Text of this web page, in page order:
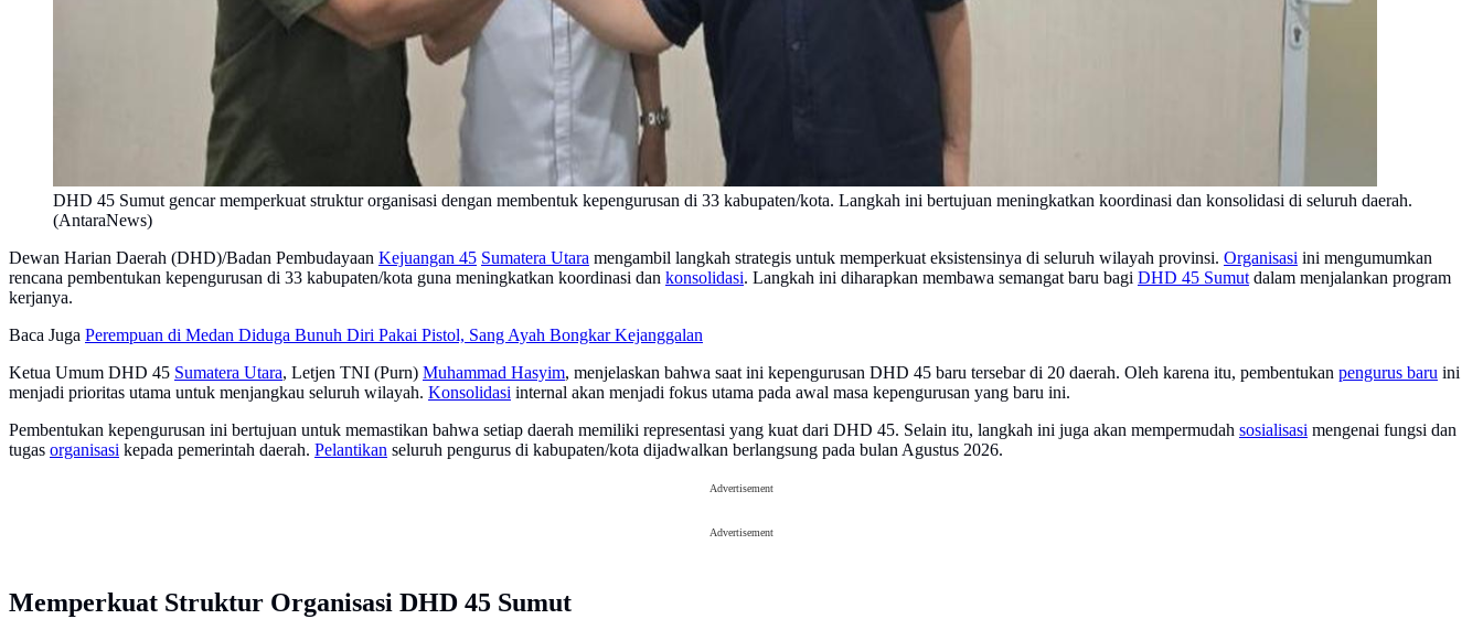
DHD 45 Sumut gencar memperkuat struktur organisasi dengan membentuk kepengurusan di 33 kabupaten/kota. Langkah ini bertujuan meningkatkan koordinasi dan konsolidasi di seluruh daerah.
(AntaraNews)
Dewan Harian Daerah (DHD)/Badan Pembudayaan Kejuangan 45 Sumatera Utara mengambil langkah strategis untuk memperkuat eksistensinya di seluruh wilayah provinsi. Organisasi ini mengumumkan
rencana pembentukan kepengurusan di 33 kabupaten/kota guna meningkatkan koordinasi dan konsolidasi. Langkah ini diharapkan membawa semangat baru bagi DHD 45 Sumut dalam menjalankan program
kerjanya.
Baca Juga Perempuan di Medan Diduga Bunuh Diri Pakai Pistol, Sang Ayah Bongkar Kejanggalan
Ketua Umum DHD 45 Sumatera Utara, Letjen TNI (Purn) Muhammad Hasyim, menjelaskan bahwa saat ini kepengurusan DHD 45 baru tersebar di 20 daerah. Oleh karena itu, pembentukan pengurus baru ini
menjadi prioritas utama untuk menjangkau seluruh wilayah. Konsolidasi internal akan menjadi fokus utama pada awal masa kepengurusan yang baru ini.
Pembentukan kepengurusan ini bertujuan untuk memastikan bahwa setiap daerah memiliki representasi yang kuat dari DHD 45. Selain itu, langkah ini juga akan mempermudah sosialisasi mengenai fungsi dan
tugas organisasi kepada pemerintah daerah. Pelantikan seluruh pengurus di kabupaten/kota dijadwalkan berlangsung pada bulan Agustus 2026.
Advertisement
Advertisement
Memperkuat Struktur Organisasi DHD 45 Sumut